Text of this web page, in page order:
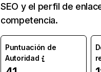
SEO y el perfil de
competencia.
Puntuación de
Autoridad